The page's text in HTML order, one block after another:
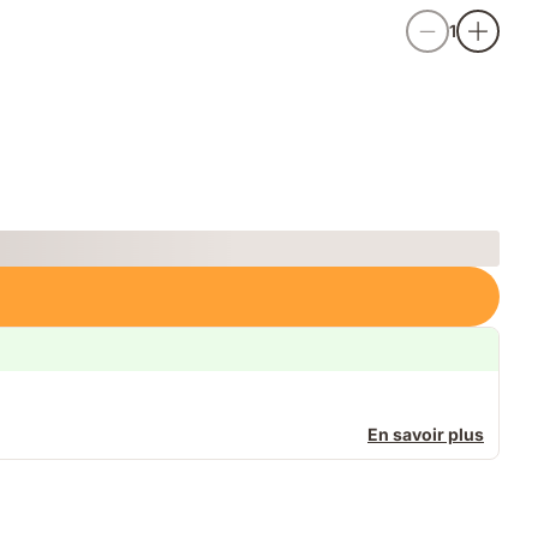
1
En savoir plus